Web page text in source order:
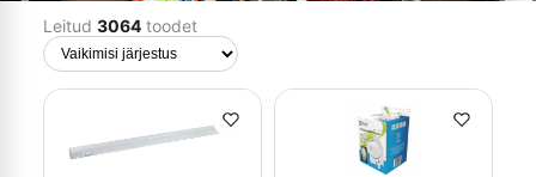
Leitud 3064 toodet